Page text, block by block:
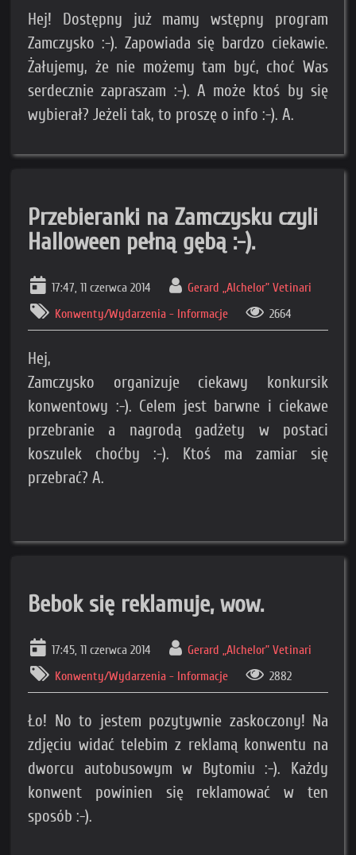
Hej! Dostępny już mamy wstępny program
Zamczysko :-). Zapowiada się bardzo ciekawie.
Żałujemy, że nie możemy tam być, choć Was
serdecznie zapraszam :-). A może ktoś by się
wybierał? Jeżeli tak, to proszę o info :-). A.
Przebieranki na Zamczysku czyli
Halloween pełną gębą :-).
17:47, 11 czerwca 2014
Gerard „Alchelor” Vetinari
Konwenty/Wydarzenia - Informacje
2664
Hej,
Zamczysko organizuje ciekawy konkursik
konwentowy :-). Celem jest barwne i ciekawe
przebranie a nagrodą gadżety w postaci
koszulek choćby :-). Ktoś ma zamiar się
przebrać? A.
Bebok się reklamuje, wow.
17:45, 11 czerwca 2014
Gerard „Alchelor” Vetinari
Konwenty/Wydarzenia - Informacje
2882
Ło! No to jestem pozytywnie zaskoczony! Na
zdjęciu widać telebim z reklamą konwentu na
dworcu autobusowym w Bytomiu :-). Każdy
konwent powinien się reklamować w ten
sposób :-).